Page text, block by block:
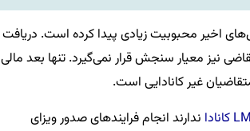
اخیر محبوبیت زیادی پیدا کرده است. دریافت
نیز معیار سنجش قرار نمی‌گیرد. تنها بعد مالی
غیر کانادایی است.
ندارند انجام فرایندهای صدور ویزای